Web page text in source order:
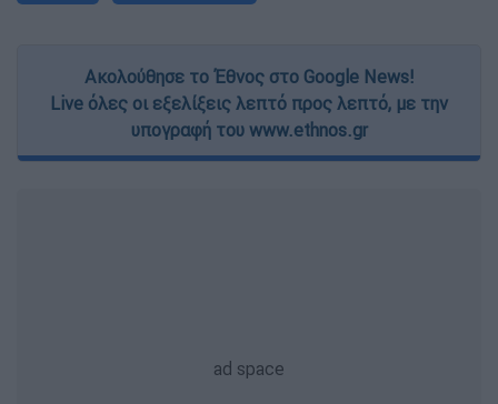
Ακολούθησε το Έθνος στο Google News!
Live όλες οι εξελίξεις λεπτό προς λεπτό, με την
υπογραφή του www.ethnos.gr